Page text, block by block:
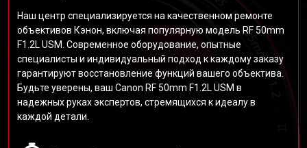
Наш центр специализируется на качественном ремонте
объективов Кэнон, включая популярную модель RF 50mm
F1.2L USM. Современное оборудование, опытные
специалисты и индивидуальный подход к каждому заказу
гарантируют восстановление функций вашего объектива.
Будьте уверены, ваш Canon RF 50mm F1.2L USM в
надежных руках экспертов, стремящихся к идеалу в
каждой детали.